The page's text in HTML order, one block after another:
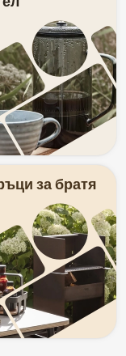
за братя